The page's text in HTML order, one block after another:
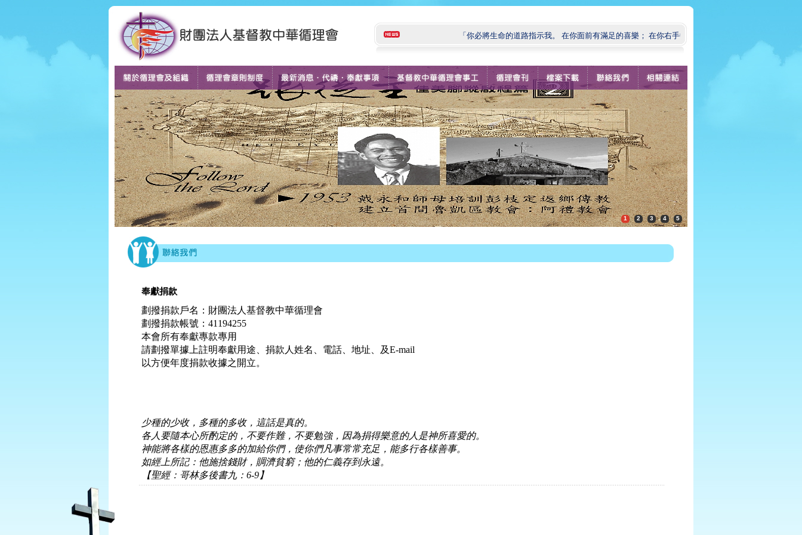
「你必將生命的道路指示我。 在你面前有滿足的喜樂； 在你右手中有永遠的福樂。」（ 詩篇 16:11 )
1 2 3 4 5
奉獻捐款
劃撥捐款戶名：財團法人基督教中華循理會
劃撥捐款帳號：41194255
本會所有奉獻專款專用
請劃撥單據上註明奉獻用途、捐款人姓名、電話、地址、及E-mail
以方便年度捐款收據之開立。
少種的少收，多種的多收，這話是真的。
各人要隨本心所酌定的，不要作難，不要勉強，因為捐得樂意的人是神所喜愛的。
神能將各樣的恩惠多多的加給你們，使你們凡事常常充足，能多行各樣善事。
如經上所記：他施捨錢財，賙濟貧窮；他的仁義存到永遠。
【聖經：哥林多後書九：6-9】